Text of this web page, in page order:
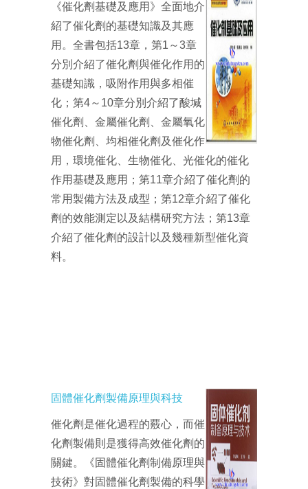
《催化劑基礎及應用》全面地介
紹了催化劑的基礎知識及其應
用。全書包括13章，第1～3章
分別介紹了催化劑與催化作用的
基礎知識，吸附作用與多相催
化；第4～10章分別介紹了酸堿
催化劑、金屬催化劑、金屬氧化
物催化劑、均相催化劑及催化作
用，環境催化、生物催化、光催化的催化
作用基礎及應用；第11章介紹了催化劑的
常用製備方法及成型；第12章介紹了催化
劑的效能測定以及結構研究方法；第13章
介紹了催化劑的設計以及幾種新型催化資
料。
固體催化劑製備原理與科技
催化劑是催化過程的覈心，而催
化劑製備則是獲得高效催化劑的
關鍵。《固體催化劑制備原理與
技術》對固體催化劑製備的科學